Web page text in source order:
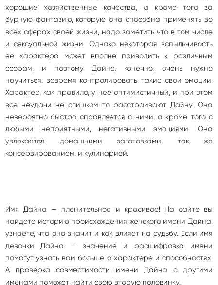
хорошие хозяйственные качества, а кроме того за
бурную фантазию, которую она способна применять во
всех сферах своей жизни, надо заметить что в том числе
и сексуальной жизни. Однако некоторая вспыльчивость
ее характера может вполне приводить к различным
ссорам, и поэтому Дайне, конечно, очень нужно
научиться, вовремя контролировать такие свои эмоции.
Характер, как правило, у нее оптимистичный, и при этом
все неудачи не слишком-то расстраивают Дайну. Она
невероятно быстро справляется с ними, а кроме того с
любыми неприятными, негативными эмоциями. Она
увлекается домашними заготовками, так же
консервированием, и кулинарией.
Имя Дайна — пленительное и красивое! На сайте вы
найдете историю происхождения женского имени Дайна,
узнаете, что оно значит и как влияет на судьбу. Если имя
девочки Дайна — значение и расшифровка имени
помогут узнать вам больше о характере и способностях.
А проверка совместимости имени Дайна с другими
именами поможет найти свою вторую половинку.